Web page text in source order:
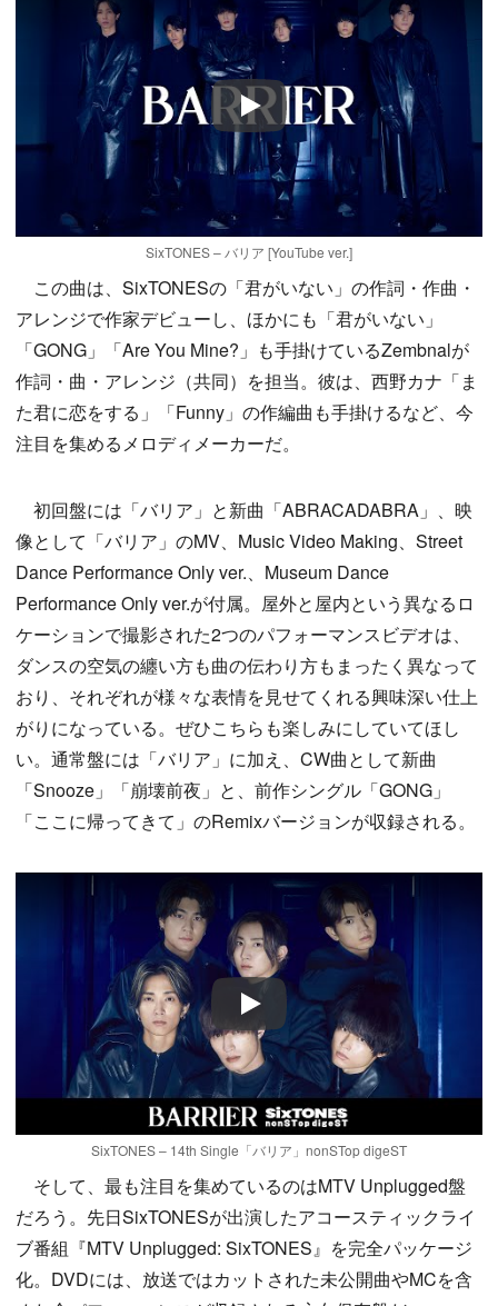
Play
SixTONES – バリア [YouTube ver.]
この曲は、SixTONESの「君がいない」の作詞・作曲・
アレンジで作家デビューし、ほかにも「君がいない」
「GONG」「Are You Mine?」も手掛けているZembnalが
作詞・曲・アレンジ（共同）を担当。彼は、西野カナ「ま
た君に恋をする」「Funny」の作編曲も手掛けるなど、今
注目を集めるメロディメーカーだ。
初回盤には「バリア」と新曲「ABRACADABRA」、映
像として「バリア」のMV、Music Video Making、Street
Dance Performance Only ver.、Museum Dance
Performance Only ver.が付属。屋外と屋内という異なるロ
ケーションで撮影された2つのパフォーマンスビデオは、
ダンスの空気の纏い方も曲の伝わり方もまったく異なって
おり、それぞれが様々な表情を見せてくれる興味深い仕上
がりになっている。ぜひこちらも楽しみにしていてほし
い。通常盤には「バリア」に加え、CW曲として新曲
「Snooze」「崩壊前夜」と、前作シングル「GONG」
「ここに帰ってきて」のRemixバージョンが収録される。
Play
SixTONES – 14th Single「バリア」nonSTop digeST
そして、最も注目を集めているのはMTV Unplugged盤
だろう。先日SixTONESが出演したアコースティックライ
ブ番組『MTV Unplugged: SixTONES』を完全パッケージ
化。DVDには、放送ではカットされた未公開曲やMCを含